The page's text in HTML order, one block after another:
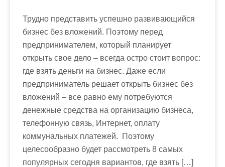
Трудно представить успешно развивающийся
бизнес без вложений. Поэтому перед
предпринимателем, который планирует
открыть свое дело – всегда остро стоит вопрос:
где взять деньги на бизнес. Даже если
предприниматель решает открыть бизнес без
вложений – все равно ему потребуются
денежные средства на организацию бизнеса,
телефонную связь, Интернет, оплату
коммунальных платежей. Поэтому
целесообразно будет рассмотреть 8 самых
популярных сегодня вариантов, где взять […]